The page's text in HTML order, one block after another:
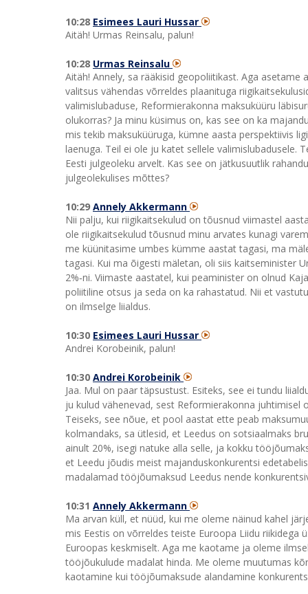
10:28 Esimees Lauri Hussar
Aitäh! Urmas Reinsalu, palun!
10:28 Urmas Reinsalu
Aitäh! Annely, sa rääkisid geopoliitikast. Aga
valitsus vähendas võrreldes plaanituga
valimislubaduse, Reformierakonna maksuküüru
olukorras? Ja minu küsimus on, kas see on ka
mis tekib maksuküüruga, kümne aasta perspektiivis
laenuga. Teil ei ole ju katet sellele valimislubadusele.
Eesti julgeoleku arvelt. Kas see on jätkusuutlik
julgeolekulises mõttes?
10:29 Annely Akkermann
Nii palju, kui riigikaitsekulud on tõusnud viimastel
ole riigikaitsekulud tõusnud minu arvates kunagi
me küünitasime umbes kümme aastat tagasi, ma
tagasi. Kui ma õigesti mäletan, oli siis kaitseminister
2%‑ni. Viimaste aastatel, kui peaminister on olnud
poliitiline otsus ja seda on ka rahastatud. Nii et
on ilmselge liialdus.
10:30 Esimees Lauri Hussar
Andrei Korobeinik, palun!
10:30 Andrei Korobeinik
Jaa. Mul on paar täpsustust. Esiteks, see ei tundu
ju kulud vähenevad, sest Reformierakonna juhtimisel
Teiseks, see nõue, et pool aastat ette peab
kolmandaks, sa ütlesid, et Leedus on sotsiaalmaks
ainult 20%, isegi natuke alla selle, ja kokku
et Leedu jõudis meist majanduskonkurentsi
madalamad tööjõumaksud Leedus nende
10:31 Annely Akkermann
Ma arvan küll, et nüüd, kui me oleme näinud kahel
mis Eestis on võrreldes teiste Euroopa Liidu
Euroopas keskmiselt. Aga me kaotame ja oleme
tööjõukulude madalat hinda. Me oleme muutumas
kaotamine kui tööjõumaksude alandamine